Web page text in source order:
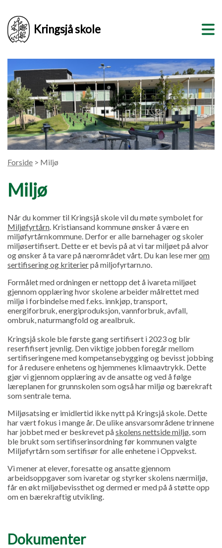
Kringsjå skole
Forside > Miljø
Miljø
Når du kommer til Kringsjå skole vil du møte symbolet for
Miljøfyrtårn. Kristiansand kommune ønsker å være en
miljøfyrtårnkommune. Derfor er alle barnehager og skoler
miljøsertifisert. Dette er et bevis på at vi tar miljøet på alvor
og ønsker å ta vare på nærområdet vårt. Du kan lese merom
sertifisering og kriterierpå miljofyrtarn.no.
Formålet med ordningen er nettopp det å ivareta miljøet
gjennom opplæring hvor skolene arbeider målrettet med
miljø i forbindelse med f.eks. innkjøp, transport,
energiforbruk, energiproduksjon, vannforbruk, avfall,
ombruk, naturmangfold og arealbruk.
Kringsjå skole ble første gang sertifisert i 2023 og blir
reserfifisert jevnlig. Den viktige jobben foregår mellom
sertifiseringene med kompetansebygging og bevisst jobbing
for å redusere enhetens og hjemmenes klimaavtrykk. Dette
gjør vi gjennom opplæring av de ansatte og ved å følge
læreplanen for grunnskolen som også har miljø og bærekraft
som sentrale tema.
Miljøsatsing er imidlertid ikke nytt på Kringsjå skole. Dette
har vært fokus i mange år. De ulike ansvarsområdene trinnene
har jobbet med er beskrevet påskolens nettside miljø, som
ble brukt som sertifiserinsordning før kommunen valgte
Miljøfyrtårn som sertifisør for alle enhetene i Oppvekst.
Vi mener at elever, foresatte og ansatte gjennom
arbeidsoppgaver som ivaretar og styrker skolens nærmiljø,
får en økt miljøbevissthet og dermed er med på å støtte opp
om en bærekraftig utvikling.
Dokumenter